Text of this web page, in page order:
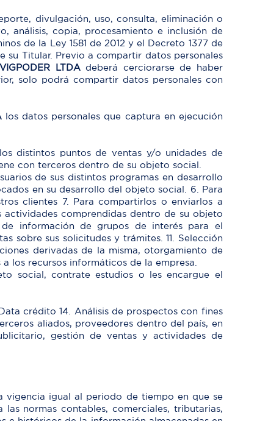
divulgación, uso, consulta, eliminación o
análisis, copia, procesamiento e inclusión de
de la Ley 1581 de 2012 y el Decreto 1377 de
su Titular. Previo a compartir datos personales
LTDAdeberá cerciorarse de haber
solo podrá compartir datos personales con
los datos personales que captura en ejecución
distintos puntos de ventas y/o unidades de
con terceros dentro de su objeto social.
de sus distintos programas en desarrollo
en su desarrollo del objeto social. 6. Para
clientes 7. Para compartirlos o enviarlos a
comprendidas dentro de su objeto
información de grupos de interés para el
sobre sus solicitudes y trámites. 11. Selección
derivadas de la misma, otorgamiento de
los recursos informáticos de la empresa.
social, contrate estudios o les encargue el
crédito 14. Análisis de prospectos con fines
aliados, proveedores dentro del país, en
gestión de ventas y actividades de
vigencia igual al periodo de tiempo en que se
normas contables, comerciales, tributarias,